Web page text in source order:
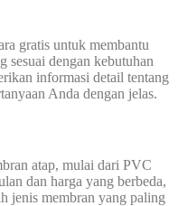
gratis untuk membantu
sesuai dengan kebutuhan
informasi detail tentang
Anda dengan jelas.
atap, mulai dari PVC
dan harga yang berbeda,
jenis membran yang paling